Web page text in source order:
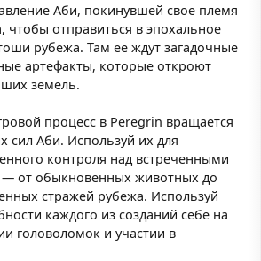
Аби, покинувшей свое племя
чтобы отправиться в эпохальное
рубежа. Там ее ждут загадочные
артефакты, которые откроют
земель.
процесс в Peregrin вращается
сил Аби. Используй их для
контроля над встреченными
— от обыкновенных животных до
стражей рубежа. Используй
каждого из созданий себе на
головоломок и участии в